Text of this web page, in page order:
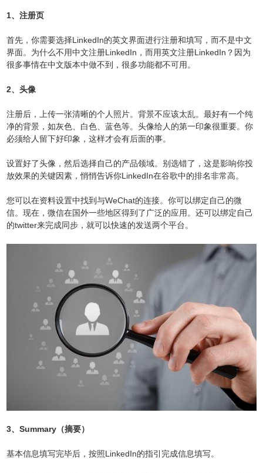
1、注册页
首先，你需要选择LinkedIn的英文界面进行注册和填写，而不是中文
界面。为什么不用中文注册LinkedIn，而用英文注册LinkedIn？因为
很多事情在中文版本中做不到，很多功能都不可用。
2、头像
注册后，上传一张清晰的个人照片。背景不应该太乱。最好有一个纯
净的背景，如灰色、白色、蓝色等。头像给人的第一印象很重要。你
必须给人留下好印象，这样才会有后面的事。
设置好了头像，然后选择自己的产品领域。别选错了，这是影响你投
放效果的关键因素，悄悄告诉你LinkedIn在谷歌中的排名非常高。
您可以在资料设置中找到与WeChat的连接。你可以绑定自己的微
信。现在，微信在国外一些地区得到了广泛的应用。还可以绑定自己
的twitter来完成同步，就可以快速的发送两个平台。
3、Summary（摘要）
基本信息填写完毕后，按照LinkedIn的指引完成信息填写。